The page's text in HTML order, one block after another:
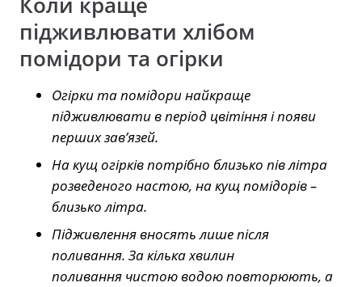
підживлювати хлібом
помідори та огірки
Огірки та помідори найкраще
підживлювати в період цвітіння і появи
перших зав’язей.
На кущ огірків потрібно близько пів літра
розведеного настою, на кущ помідорів –
близько літра.
Підживлення вносять лише після
поливання. За кілька хвилин
поливання чистою водою повторюють, а